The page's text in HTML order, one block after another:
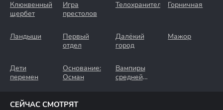
Клюквенный
щербет
Игра
престолов
Телохранители Горничная
Ландыши
Первый
отдел
Далёкий
город
Мажор
Дети
перемен
Основание:
Осман
Вампиры
средней
СЕЙЧАС СМОТРЯТ